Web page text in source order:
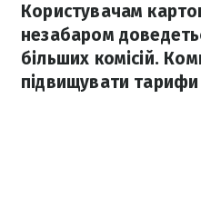
Користувачам
незабаром
більших комісій.
підвищувати